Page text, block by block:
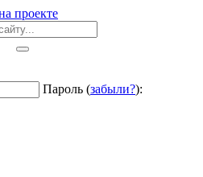
проекте
Пароль (забыли?):